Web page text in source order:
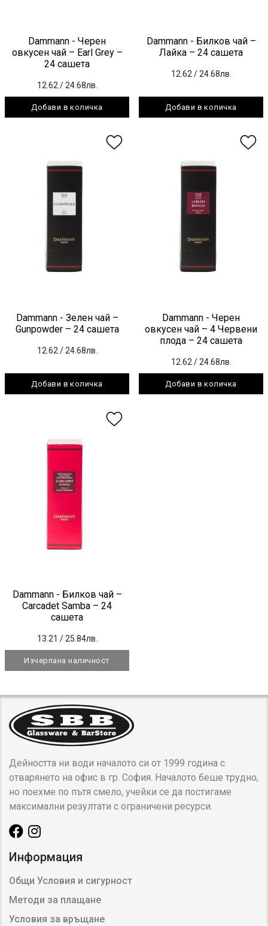
Dammann - Черен
овкусен чай – Earl Grey –
24 сашета
12.62 / 24.68лв.
Добави в количка
Dammann - Билков чай –
Лайка – 24 сашета
12.62 / 24.68лв.
Добави в количка
Dammann - Зелен чай –
Gunpowder – 24 сашета
12.62 / 24.68лв.
Добави в количка
Dammann - Черен
овкусен чай – 4 Червени
плода – 24 сашета
12.62 / 24.68лв.
Добави в количка
Dammann - Билков чай –
Carcadet Samba – 24
сашета
13.21 / 25.84лв.
Изчерпана наличност
Дейността ни води началото си от 1999 година с
отварянето на офис в гр. София. Началото беше трудно,
но поехме по пътя смело, учейки се да постигаме
максимални резултати с ограничени ресурси.
Информация
Общи Условия и сигурност
Методи за плащане
Условия за връщане